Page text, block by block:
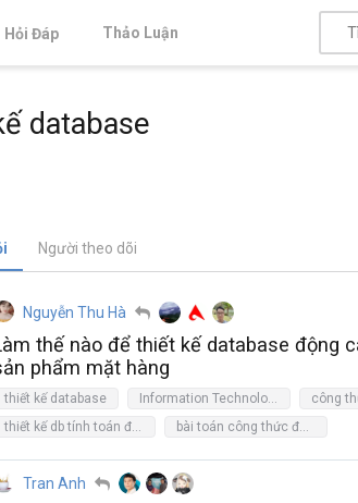
Hỏi Đáp Thảo Luận
database
Người theo dõi
Nguyễn Thu Hà
thế nào để thiết kế database động
phẩm mặt hàng
thiết kế database Information Technology
công
thiết kế db tính toán động
bài toán công thức động
Tran Anh